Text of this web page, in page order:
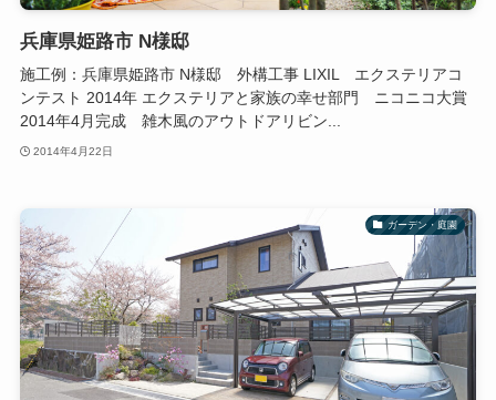
兵庫県姫路市 N様邸
施工例：兵庫県姫路市 N様邸 外構工事 LIXIL エクステリアコ
ンテスト 2014年 エクステリアと家族の幸せ部門 ニコニコ大賞
2014年4月完成 雑木風のアウトドアリビン...
2014年4月22日
ガーデン・庭園